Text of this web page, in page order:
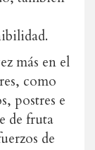
más en el
como
postres e
de fruta
de